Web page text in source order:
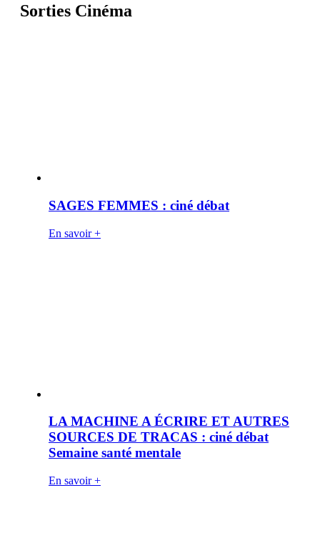
Sorties Cinéma
SAGES FEMMES : ciné débat
En savoir +
LA MACHINE A ÉCRIRE ET AUTRES
SOURCES DE TRACAS : ciné débat
Semaine santé mentale
En savoir +